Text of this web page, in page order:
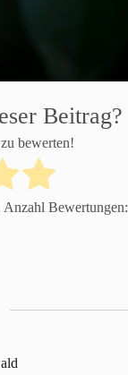
Beitrag?
bewerten!
Bewertungen: